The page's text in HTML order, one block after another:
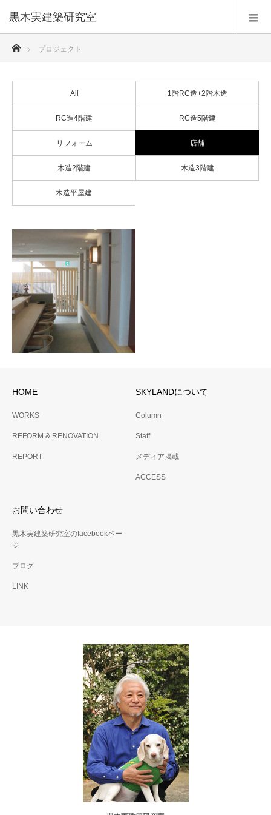
黒木実建築研究室
プロジェクト
All 1階RC造+2階木造
RC造4階建 RC造5階建
リフォーム 店舗
木造2階建 木造3階建
木造平屋建
HOME
WORKS
REFORM & RENOVATION
REPORT
SKYLANDについて
Column
Staff
メディア掲載
ACCESS
お問い合わせ
黒木実建築研究室のfacebookペー
ジ
ブログ
LINK